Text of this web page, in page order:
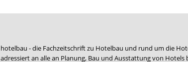
hotelbau - die Fachzeitschrift zu Hotelbau und rund um die
adressiert an alle an Planung, Bau und Ausstattung von